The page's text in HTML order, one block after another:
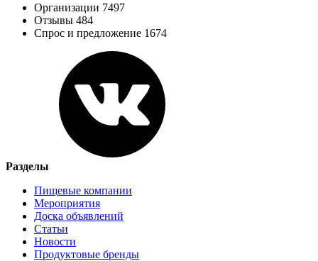
Организации 7497
Отзывы 484
Спрос и предложение 1674
Разделы
Пищевые компании
Мероприятия
Доска объявлений
Статьи
Новости
Продуктовые бренды